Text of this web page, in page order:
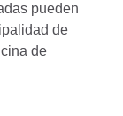
pueden
de
de